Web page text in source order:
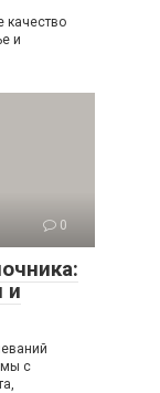
качество
и
0
и
с